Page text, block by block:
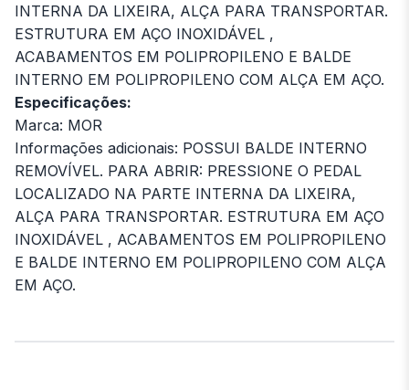
INTERNA DA LIXEIRA, ALÇA PARA TRANSPORTAR.
ESTRUTURA EM AÇO INOXIDÁVEL ,
ACABAMENTOS EM POLIPROPILENO E BALDE
INTERNO EM POLIPROPILENO COM ALÇA EM AÇO.
Especificações:
Marca: MOR
Informações adicionais: POSSUI BALDE INTERNO
REMOVÍVEL. PARA ABRIR: PRESSIONE O PEDAL
LOCALIZADO NA PARTE INTERNA DA LIXEIRA,
ALÇA PARA TRANSPORTAR. ESTRUTURA EM AÇO
INOXIDÁVEL , ACABAMENTOS EM POLIPROPILENO
E BALDE INTERNO EM POLIPROPILENO COM ALÇA
EM AÇO.